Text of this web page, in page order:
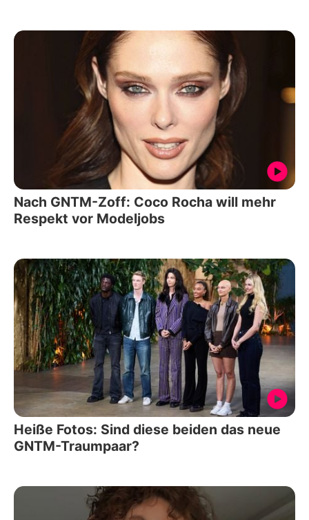
Nach GNTM-Zoff: Coco Rocha will mehr
Respekt vor Modeljobs
Heiße Fotos: Sind diese beiden das neue
GNTM-Traumpaar?